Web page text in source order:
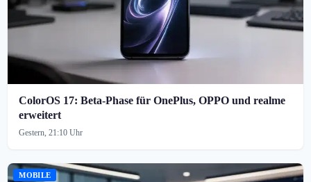
ColorOS 17: Beta-Phase für OnePlus, OPPO und realme
erweitert
Gestern, 21:10 Uhr
MOBILE